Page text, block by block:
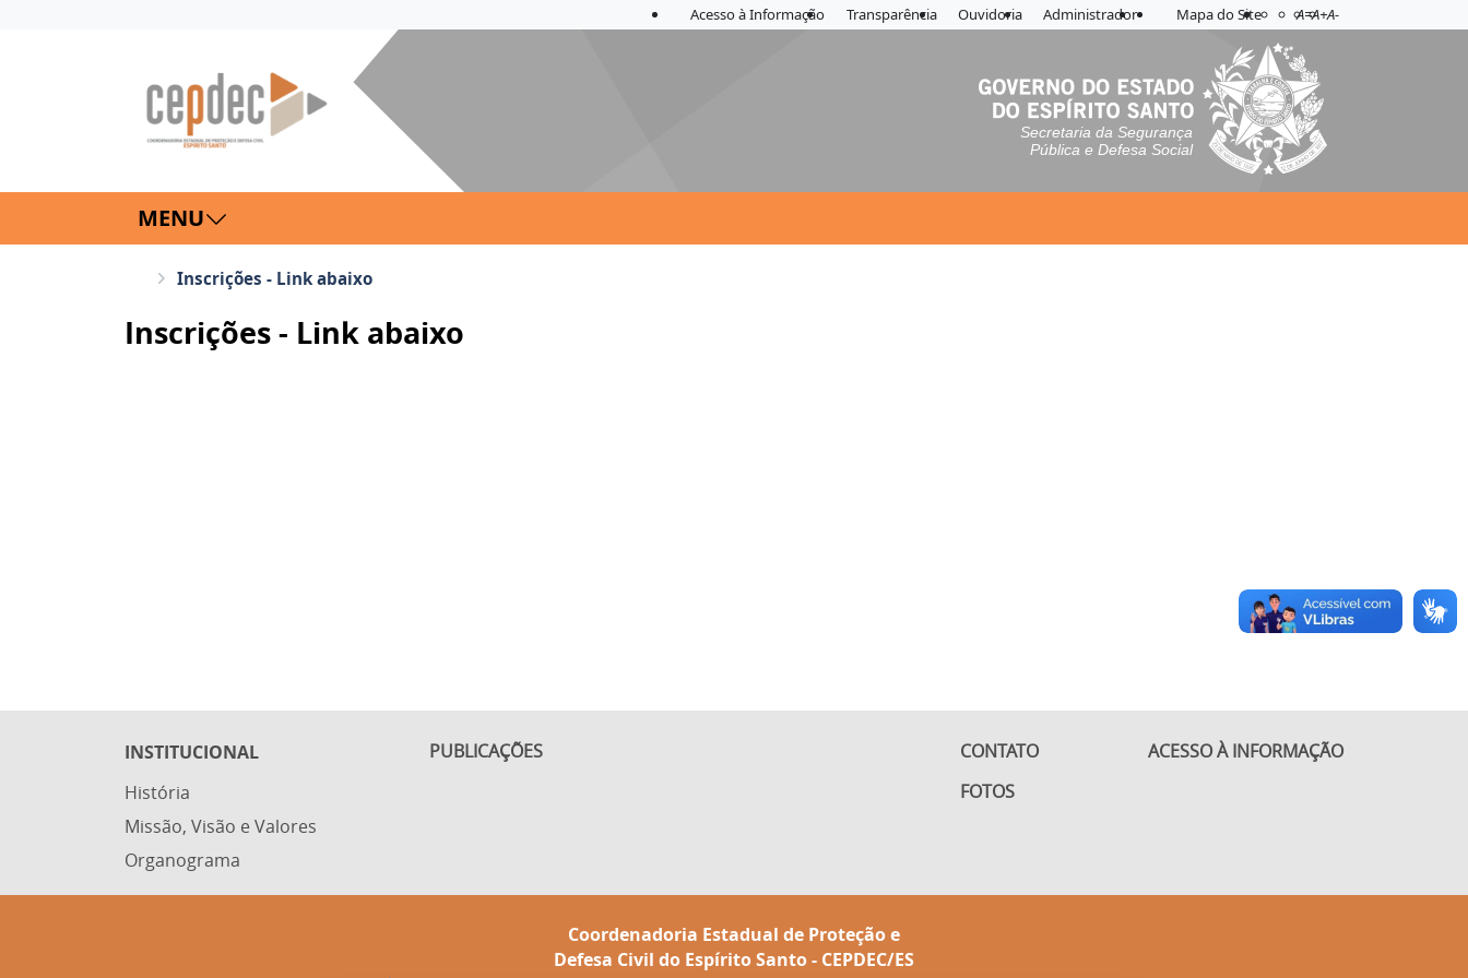
Acesso à Informação Transparência Ouvidoria Administrador Mapa do Site Acessibilidade
Aplicar contraste
A=A+A-
Secretaria da Segurança
Pública e Defesa Social
MENU
Inscrições - Link abaixo
Inscrições - Link abaixo
INSTITUCIONAL
História
Missão, Visão e Valores
Organograma
PUBLICAÇÕES
CONTATO
FOTOS
ACESSO À INFORMAÇÃO
Coordenadoria Estadual de Proteção e
Defesa Civil do Espírito Santo - CEPDEC/ES